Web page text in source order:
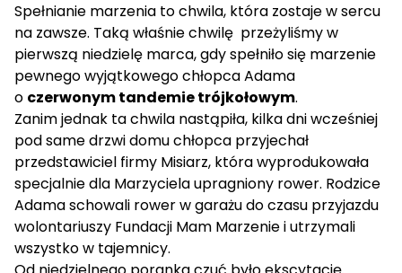
Spełnianie marzenia to chwila, która zostaje w sercu
na zawsze. Taką właśnie chwilę przeżyliśmy w
pierwszą niedzielę marca, gdy spełniło się marzenie
pewnego wyjątkowego chłopca Adama
o czerwonym tandemie trójkołowym.
Zanim jednak ta chwila nastąpiła, kilka dni wcześniej
pod same drzwi domu chłopca przyjechał
przedstawiciel firmy Misiarz, która wyprodukowała
specjalnie dla Marzyciela upragniony rower. Rodzice
Adama schowali rower w garażu do czasu przyjazdu
wolontariuszy Fundacji Mam Marzenie i utrzymali
wszystko w tajemnicy.